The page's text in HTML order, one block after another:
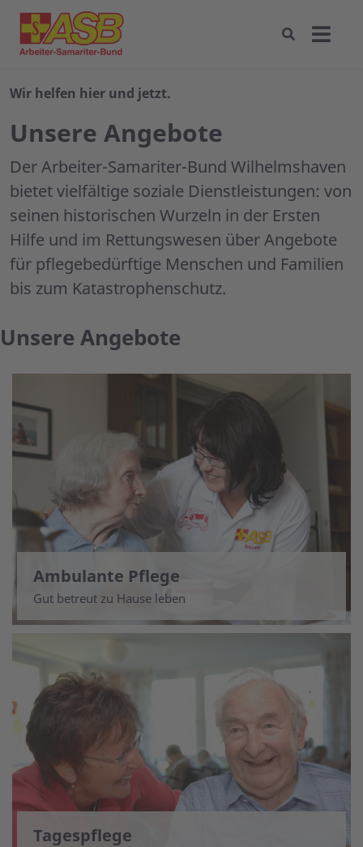
Wir helfen hier und jetzt.
Unsere Angebote
Der Arbeiter-Samariter-Bund Wilhelmshaven
bietet vielfältige soziale Dienstleistungen: von
seinen historischen Wurzeln in der Ersten
Hilfe und im Rettungswesen über Angebote
für pflegebedürftige Menschen und Familien
bis zum Katastrophenschutz.
Unsere Angebote
Ambulante Pflege
Gut betreut zu Hause leben
Tagespflege